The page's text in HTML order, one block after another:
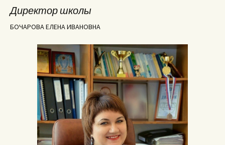
Директор школы
БОЧАРОВА ЕЛЕНА ИВАНОВНА